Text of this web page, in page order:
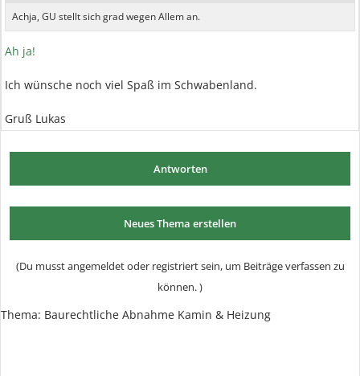
Achja, GU stellt sich grad wegen Allem an.
Ah ja!
Ich wünsche noch viel Spaß im Schwabenland.
Gruß Lukas
Antworten
Neues Thema erstellen
(Du musst angemeldet oder registriert sein, um Beiträge verfassen zu
können. )
Thema: Baurechtliche Abnahme Kamin & Heizung